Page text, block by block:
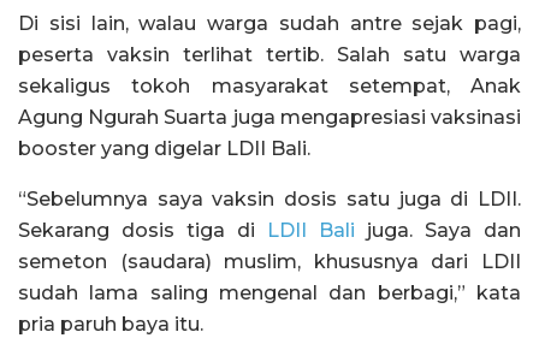
Di sisi lain, walau warga sudah antre sejak pagi,
peserta vaksin terlihat tertib. Salah satu warga
sekaligus tokoh masyarakat setempat, Anak
Agung Ngurah Suarta juga mengapresiasi vaksinasi
booster yang digelar LDII Bali.
“Sebelumnya saya vaksin dosis satu juga di LDII.
Sekarang dosis tiga di
LDII Bali juga. Saya dan
semeton (saudara) muslim, khususnya dari LDII
sudah lama saling mengenal dan berbagi,” kata
pria paruh baya itu.